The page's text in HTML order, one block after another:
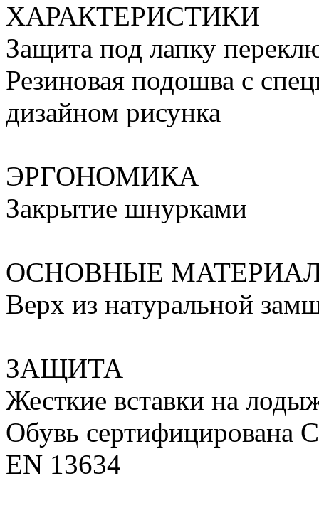
ХАРАКТЕРИСТИКИ
Защита под лапку
Резиновая подошва с
дизайном рисунка
ЭРГОНОМИКА
Закрытие шнурками
ОСНОВНЫЕ
Верх из натуральной
ЗАЩИТА
Жесткие вставки на
Обувь сертифицирована
EN 13634